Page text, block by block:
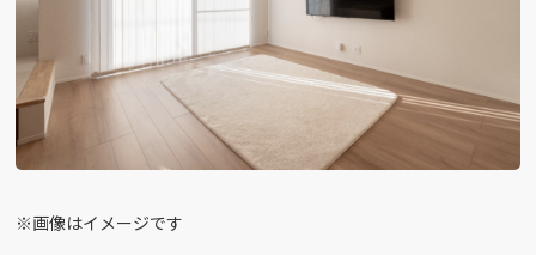
※画像はイメージです